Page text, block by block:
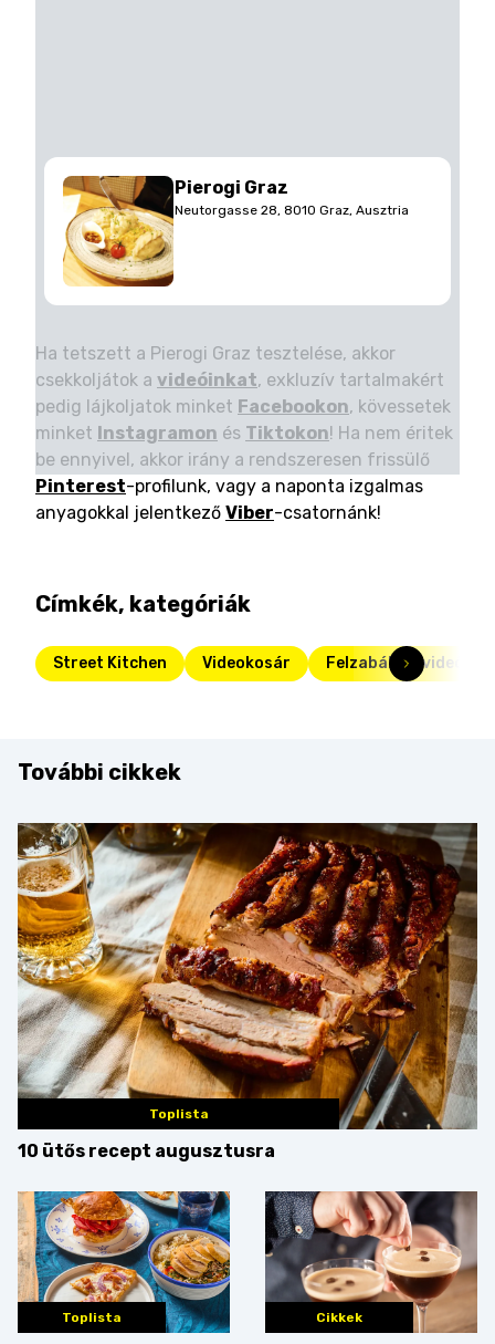
Pierogi Graz
Neutorgasse 28, 8010 Graz, Ausztria
Ha tetszett a Pierogi Graz tesztelése, akkor
csekkoljátok a videóinkat, exkluzív tartalmakért
pedig lájkoljatok minket Facebookon, kövessetek
minket Instagramon és Tiktokon! Ha nem éritek
be ennyivel, akkor irány a rendszeresen frissülő
Pinterest-profilunk, vagy a naponta izgalmas
anyagokkal jelentkező Viber-csatornánk!
Címkék, kategóriák
Street Kitchen Videokosár Felzabáltuk videók
További cikkek
Toplista
10 ütős recept augusztusra
Toplista Cikkek